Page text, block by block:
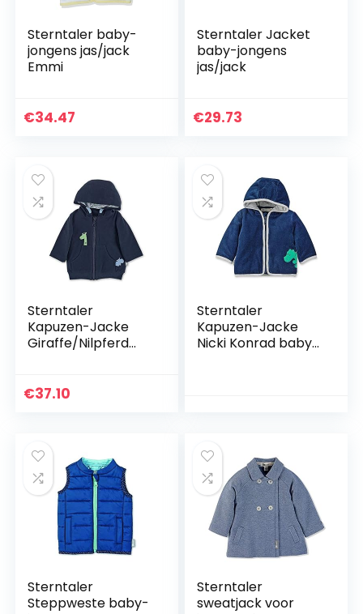
Sterntaler baby-
jongens jas/jack
Emmi
€34.47
Sterntaler Jacket
baby-jongens
jas/jack
€29.73
Sterntaler
Kapuzen-Jacke
Giraffe/Nilpferd
€37.10
Sterntaler
Kapuzen-Jacke
Nicki Konrad baby-
Sterntaler
Steppweste baby-
Sterntaler
sweatjack voor